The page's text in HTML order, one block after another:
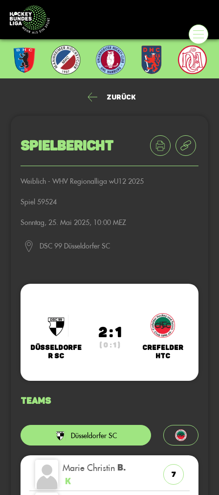
Zurück
Spielbericht
Weiblich - WHV Regionalliga wU12 2025
Spiel 59524
Sonntag, 25. Mai 2025, 10:00 MEZ
DSC 99 Düsseldorfer SC
Düsseldorfe
r SC
2 : 1
( 0 : 1 )
Crefelder
HTC
Teams
Düsseldorfer SC
Marie Christin B.
K
7